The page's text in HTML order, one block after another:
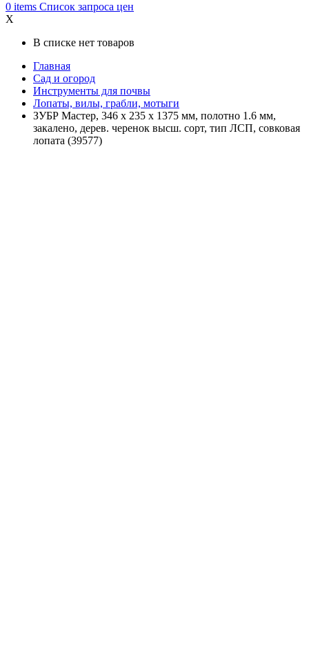
0 items Список запроса цен
X
В списке нет товаров
Главная
Сад и огород
Инструменты для почвы
Лопаты, вилы, грабли, мотыги
ЗУБР Мастер, 346 х 235 х 1375 мм, полотно 1.6 мм,
закалено, дерев. черенок высш. сорт, тип ЛСП, совковая
лопата (39577)